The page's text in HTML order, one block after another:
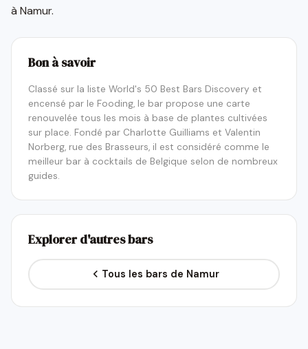
à Namur.
Bon à savoir
Classé sur la liste World's 50 Best Bars Discovery et
encensé par le Fooding, le bar propose une carte
renouvelée tous les mois à base de plantes cultivées
sur place. Fondé par Charlotte Guilliams et Valentin
Norberg, rue des Brasseurs, il est considéré comme le
meilleur bar à cocktails de Belgique selon de nombreux
guides.
Explorer d'autres bars
Tous les bars de Namur